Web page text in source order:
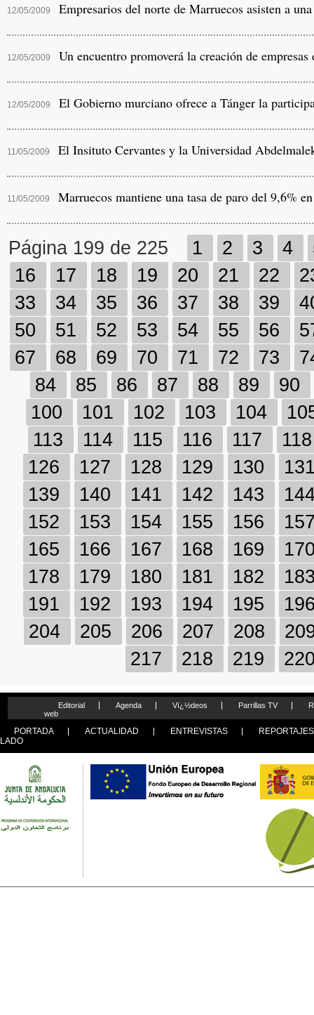
12/05/2009 Empresarios del norte de Marruecos asisten a
12/05/2009 Un encuentro promoverá la creación de empresas
12/05/2009 El Gobierno murciano ofrece a Tánger la
11/05/2009 El Insituto Cervantes y la Universidad
11/05/2009 Marruecos mantiene una tasa de paro del 9,6%
Página 199 de 225 1 2 3 4
16
17 18 19 20 21 22
33
34 35 36 37 38 39
50
51 52 53 54 55 56
67
68 69 70 71 72 73
84
85 86 87 88 89
90
100
101 102 103 104
113
114 115 116 117
126
127 128 129 130
139
140 141 142 143
152
153 154 155 156
165
166 167 168 169
178
179 180 181 182
191
192 193 194 195
204
205 206 207 208
217
218 219
Editorial Agenda Vï¿½deos Parrillas TV
web
PORTADA ACTUALIDAD ENTREVISTAS
REPORTAJES
LADO